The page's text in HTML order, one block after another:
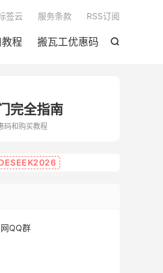

程 搬瓦工优惠码
签云 服务条款 RSS订阅
完全指南
码和购买教程